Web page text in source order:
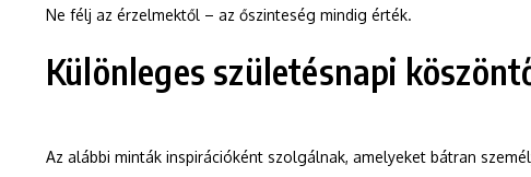
Ne félj az érzelmektől – az őszinteség mindig érték.
Különleges születésnapi
Az alábbi minták inspirációként szolgálnak, amelyeket bátran